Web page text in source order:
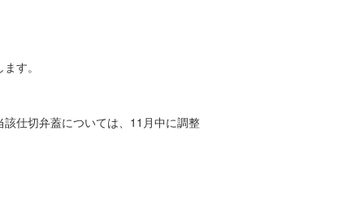
す。
仕切弁蓋については、11月中に調整